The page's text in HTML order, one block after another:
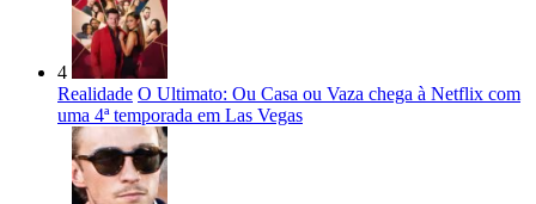
4
Realidade O Ultimato: Ou Casa ou Vaza chega à Netflix com
uma 4ª temporada em Las Vegas